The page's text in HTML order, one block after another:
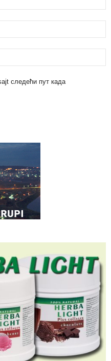
следећи пут када